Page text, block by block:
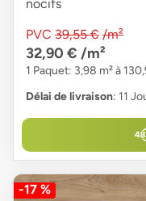
nocifs
PVC 39,55 € /m²
32,90 € /m²
1 Paquet: 3,98 m² à
Délai de livraison: 11
-17 %